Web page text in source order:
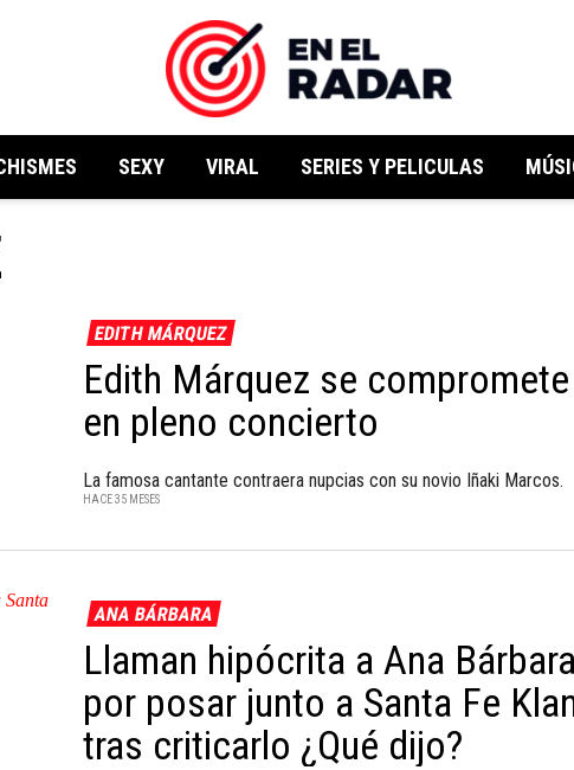
SEXY VIRAL SERIES Y PELICULAS
EDITH MÁRQUEZ
Edith Márquez se compromete
en pleno concierto
La famosa cantante contraera nupcias con su novio Iñaki Marcos.
HACE 35 MESES
ANA BÁRBARA
Llaman hipócrita a Ana Bárbara
por posar junto a Santa Fe
tras criticarlo ¿Qué dijo?